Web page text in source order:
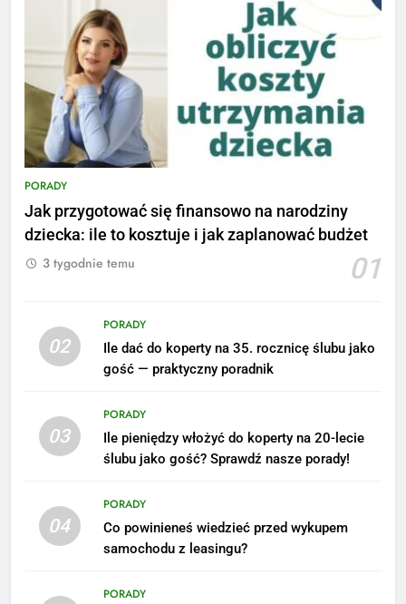
PORADY
Jak przygotować się finansowo na narodziny
dziecka: ile to kosztuje i jak zaplanować budżet
01
3 tygodnie temu
02
PORADY
Ile dać do koperty na 35. rocznicę ślubu jako
gość — praktyczny poradnik
03
PORADY
Ile pieniędzy włożyć do koperty na 20-lecie
ślubu jako gość? Sprawdź nasze porady!
04
PORADY
Co powinieneś wiedzieć przed wykupem
samochodu z leasingu?
PORADY
stanowisku
ZAROBKI